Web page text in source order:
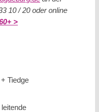
10 / 20 oder online
>